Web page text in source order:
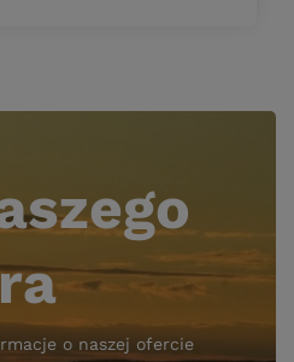
o naszej ofercie